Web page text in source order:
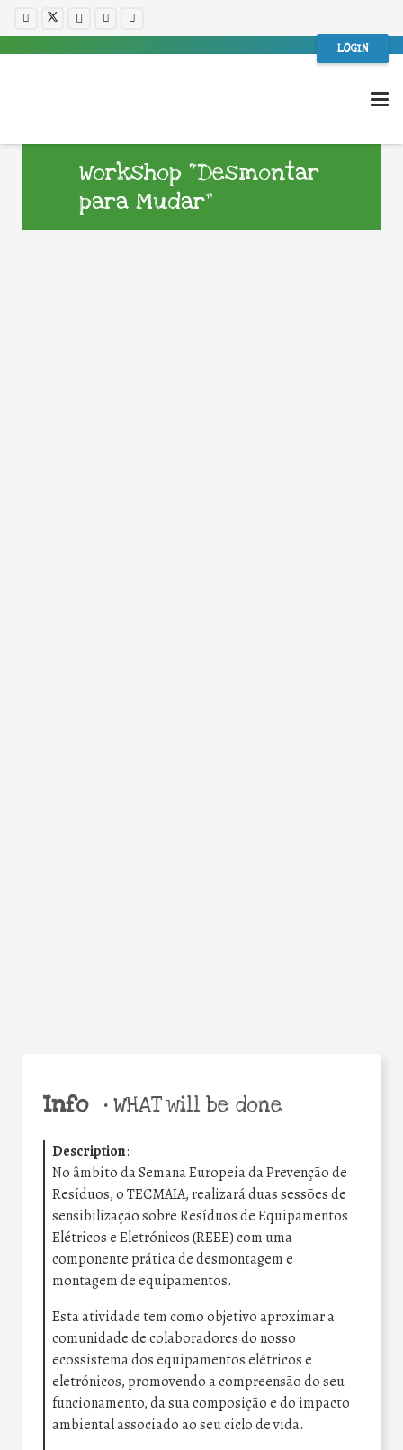
LOGIN
Workshop “Desmontar
para Mudar”
Info •WHAT will be done
Description:
No âmbito da Semana Europeia da Prevenção de
Resíduos, o TECMAIA, realizará duas sessões de
sensibilização sobre Resíduos de Equipamentos
Elétricos e Eletrónicos (REEE) com uma
componente prática de desmontagem e
montagem de equipamentos.
Esta atividade tem como objetivo aproximar a
comunidade de colaboradores do nosso
ecossistema dos equipamentos elétricos e
eletrónicos, promovendo a compreensão do seu
funcionamento, da sua composição e do impacto
ambiental associado ao seu ciclo de vida.